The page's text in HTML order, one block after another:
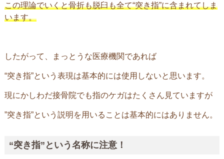
この理論でいくと骨折も脱臼も全て“突き指”に含まれてしま
います。
したがって、まっとうな医療機関であれば
“突き指”という表現は基本的には使用しないと思います。
現にかしわだ接骨院でも指のケガはたくさん見ていますが
”突き指”という説明を用いることは基本的にはありません。
“突き指”という名称に注意！